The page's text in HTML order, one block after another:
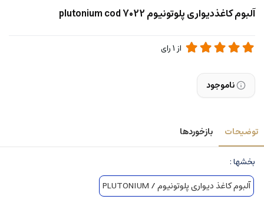
آلبوم کاغذدیواری پلوتونیوم plutonium cod 7022
از 1رای
ناموجود
توضیحات بازخوردها
بخشها :
آلبوم کاغذ دیواری پلوتونیوم / PLUTONIUM